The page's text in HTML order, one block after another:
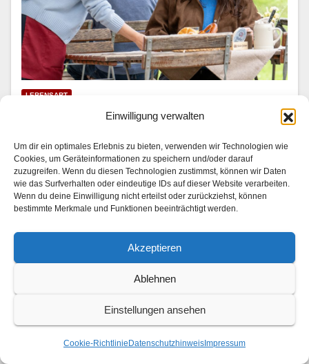
Einwilligung verwalten
Um dir ein optimales Erlebnis zu bieten, verwenden wir Technologien wie
Cookies, um Geräteinformationen zu speichern und/oder darauf
zuzugreifen. Wenn du diesen Technologien zustimmst, können wir Daten
wie das Surfverhalten oder eindeutige IDs auf dieser Website verarbeiten.
Wenn du deine Einwilligung nicht erteilst oder zurückziehst, können
bestimmte Merkmale und Funktionen beeinträchtigt werden.
Akzeptieren
Ablehnen
Einstellungen ansehen
Cookie-Richtlinie Datenschutzhinweis Impressum
LEBENSART
Mariella Ahrens wird Hotelkritikerin
31. JULI 2026
In “Die Landarztpraxis — Team Sonnenhof” | SAT.1 am
3. und 4. August 2026 Im Son­nen­hof checkt ein ganz
beson­der­er Gast ein: Mariel­la Ahrens (“GZSZ”, “Der